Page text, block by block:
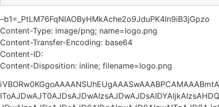
–b1=_PtLM76FqNIAOByHMkAche2o9JduPK4In9iB3jGpzo
Content-Type: image/png; name=logo.png
Content-Transfer-Encoding: base64
Content-ID:
Content-Disposition: inline; filename=logo.png